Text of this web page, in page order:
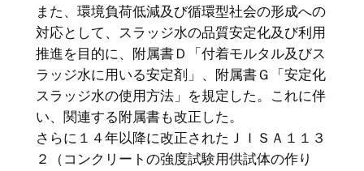
また、環境負荷低減及び循環型社会の形成への
対応として、スラッジ水の品質安定化及び利用
推進を目的に、附属書Ｄ「付着モルタル及びス
ラッジ水に用いる安定剤」、附属書Ｇ「安定化
スラッジ水の使用方法」を規定した。これに伴
い、関連する附属書も改正した。
さらに１４年以降に改正されたＪＩＳＡ１１３
２（コンクリートの強度試験用供試体の作り